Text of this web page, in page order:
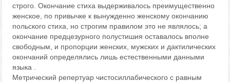
строго. Окончание стиха выдерживалось преимущественно
женское, по привычке к вынужденно женскому окончанию
польского стиха, но строгим правилом это не являлось; а
окончание предцезурного полустишия оставалось вполне
свободным, и пропорции женских, мужских и дактилических
окончаний определялись лишь естественными данными
языка .
Метрический репертуар чистосиллабического с равным